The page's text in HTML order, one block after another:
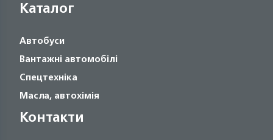
Каталог
Автобуси
Вантажні автомобілі
Спецтехніка
Масла, автохімія
Контакти